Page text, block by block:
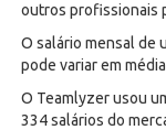
outros profissionais
O salário mensal de
pode variar em
O Teamlyzer usou
334 salários do